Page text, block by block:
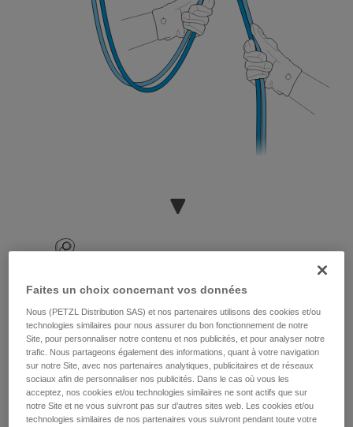
Faites un choix concernant vos données
Nous (PETZL Distribution SAS) et nos partenaires utilisons des cookies et/ou
technologies similaires pour nous assurer du bon fonctionnement de notre
Site, pour personnaliser notre contenu et nos publicités, et pour analyser notre
trafic. Nous partageons également des informations, quant à votre navigation
sur notre Site, avec nos partenaires analytiques, publicitaires et de réseaux
sociaux afin de personnaliser nos publicités. Dans le cas où vous les
acceptez, nos cookies et/ou technologies similaires ne sont actifs que sur
notre Site et ne vous suivront pas sur d’autres sites web. Les cookies et/ou
technologies similaires de nos partenaires vous suivront pendant toute votre